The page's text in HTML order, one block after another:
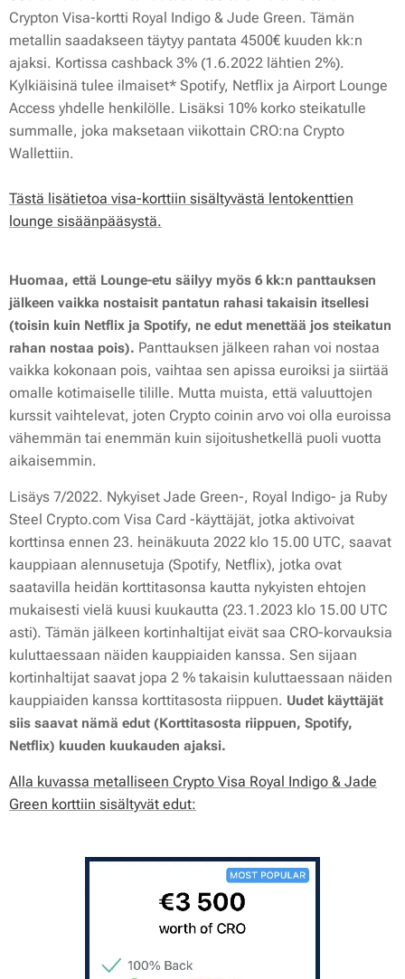
Crypton Visa-kortti Royal Indigo & Jude Green. Tämän
metallin saadakseen täytyy pantata 4500€ kuuden kk:n
ajaksi. Kortissa cashback 3% (1.6.2022 lähtien 2%).
Kylkiäisinä tulee ilmaiset* Spotify, Netflix ja Airport Lounge
Access yhdelle henkilölle. Lisäksi 10% korko steikatulle
summalle, joka maksetaan viikottain CRO:na Crypto
Wallettiin.
Tästä lisätietoa visa-korttiin sisältyvästä lentokenttien
lounge sisäänpääsystä.
Huomaa, että Lounge-etu säilyy myös 6 kk:n panttauksen
jälkeen vaikka nostaisit pantatun rahasi takaisin itsellesi
(toisin kuin Netflix ja Spotify, ne edut menettää jos steikatun
rahan nostaa pois). Panttauksen jälkeen rahan voi nostaa
vaikka kokonaan pois, vaihtaa sen apissa euroiksi ja siirtää
omalle kotimaiselle tilille. Mutta muista, että valuuttojen
kurssit vaihtelevat, joten Crypto coinin arvo voi olla euroissa
vähemmän tai enemmän kuin sijoitushetkellä puoli vuotta
aikaisemmin.
Lisäys 7/2022. Nykyiset Jade Green-, Royal Indigo- ja Ruby
Steel Crypto.com Visa Card -käyttäjät, jotka aktivoivat
korttinsa ennen 23. heinäkuuta 2022 klo 15.00 UTC, saavat
kauppiaan alennusetuja (Spotify, Netflix), jotka ovat
saatavilla heidän korttitasonsa kautta nykyisten ehtojen
mukaisesti vielä kuusi kuukautta (23.1.2023 klo 15.00 UTC
asti). Tämän jälkeen kortinhaltijat eivät saa CRO-korvauksia
kuluttaessaan näiden kauppiaiden kanssa. Sen sijaan
kortinhaltijat saavat jopa 2 % takaisin kuluttaessaan näiden
kauppiaiden kanssa korttitasosta riippuen. Uudet käyttäjät
siis saavat nämä edut (Korttitasosta riippuen, Spotify,
Netflix) kuuden kuukauden ajaksi.
Alla kuvassa metalliseen Crypto Visa Royal Indigo & Jade
Green korttiin sisältyvät edut: